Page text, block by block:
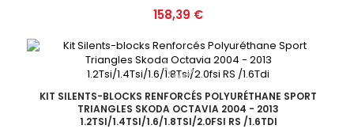
Prix
158,39 €
KIT SILENTS-BLOCKS RENFORCÉS POLYURÉTHANE SPORT
TRIANGLES SKODA OCTAVIA 2004 - 2013
1.2TSI/1.4TSI/1.6/1.8TSI/2.0FSI RS /1.6TDI